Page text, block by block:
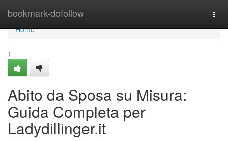
bookmark-dofollow
Home
Home
1
Abito da Sposa su Misura:
Guida Completa per
Ladydillinger.it